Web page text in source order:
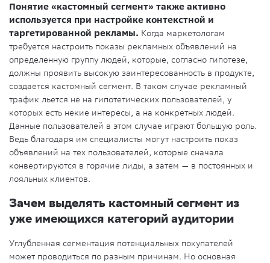
Понятие «кастомный сегмент» также активно
используется при настройке контекстной и
таргетированной рекламы. Когда маркетологам
требуется настроить показы рекламных объявлений на
определенную группу людей, которые, согласно гипотезе,
должны проявить высокую заинтересованность в продукте,
создается кастомный сегмент. В таком случае рекламный
трафик льется не на гипотетических пользователей, у
которых есть некие интересы, а на конкретных людей.
Данные пользователей в этом случае играют большую роль.
Ведь благодаря им специалисты могут настроить показ
объявлений на тех пользователей, которые сначала
конвертируются в горячие лиды, а затем — в постоянных и
лояльных клиентов.
Зачем выделять кастомный сегмент из
уже имеющихся категорий аудитории
Углубленная сегментация потенциальных покупателей
может проводиться по разным причинам. Но основная